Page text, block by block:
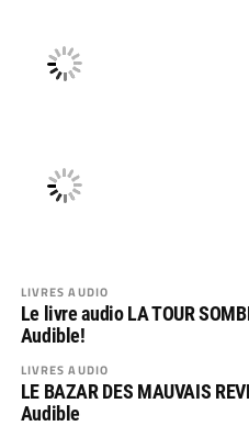
LIVRES AUDIO
Le livre audio LA TOUR
Audible!
LIVRES AUDIO
LE BAZAR DES MAUVAIS
Audible